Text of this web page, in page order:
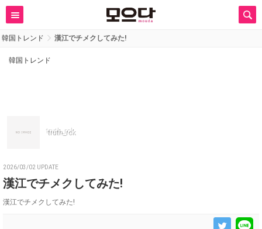
韓国トレンド 漢江でチメクしてみた!
韓国トレンド
truth_rok
2026/03/02 UPDATE
漢江でチメクしてみた!
漢江でチメクしてみた!